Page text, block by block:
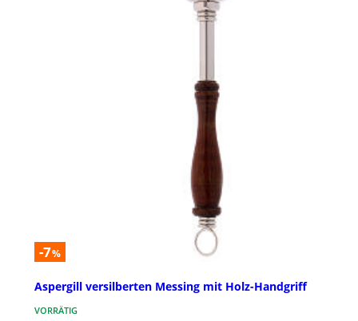
-7%
Aspergill versilberten Messing mit Holz-Handgriff
VORRÄTIG